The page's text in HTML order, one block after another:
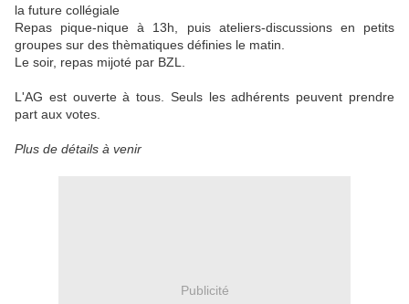
la future collégiale
Repas pique-nique à 13h, puis ateliers-discussions en petits
groupes sur des thèmatiques définies le matin.
Le soir, repas mijoté par BZL.
L'AG est ouverte à tous. Seuls les adhérents peuvent prendre
part aux votes.
Plus de détails à venir
Publicité